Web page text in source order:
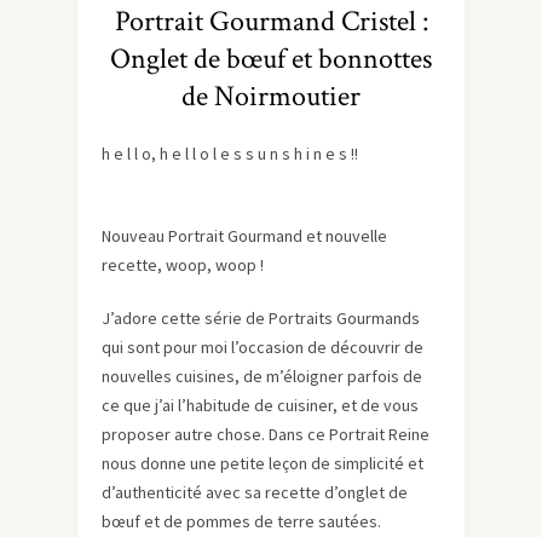
Portrait Gourmand Cristel :
Onglet de bœuf et bonnottes
de Noirmoutier
h e l l o, h e l l o l e s s u n s h i n e s !!
Nouveau Portrait Gourmand et nouvelle
recette, woop, woop !
J’adore cette série de Portraits Gourmands
qui sont pour moi l’occasion de découvrir de
nouvelles cuisines, de m’éloigner parfois de
ce que j’ai l’habitude de cuisiner, et de vous
proposer autre chose. Dans ce Portrait Reine
nous donne une petite leçon de simplicité et
d’authenticité avec sa recette d’onglet de
bœuf et de pommes de terre sautées.